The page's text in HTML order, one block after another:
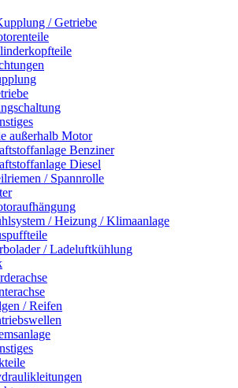
/ Getriebe
außerhalb Motor
Benziner
Diesel
/ Spannrolle
/ Heizung / Klimaanlage
/ Ladeluftkühlung
/ Reifen